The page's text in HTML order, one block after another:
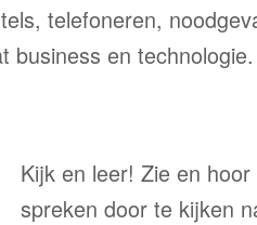
telefoneren,
business en technologie.
Kijk en leer! Zie en
spreken door te kijken